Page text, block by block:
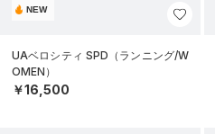
NEW
UAベロシティ SPD（ランニング/W
OMEN）
￥16,500